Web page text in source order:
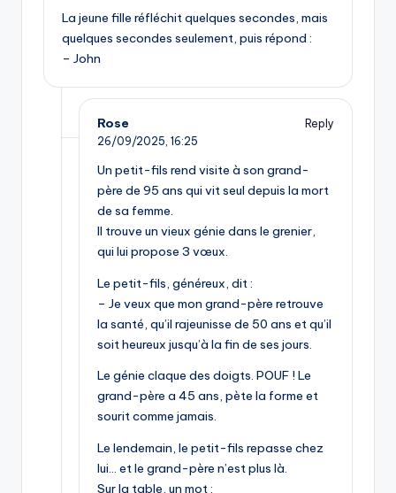
La jeune fille réfléchit quelques secondes, mais
quelques secondes seulement, puis répond :
– John
Rose
Reply
26/09/2025, 16:25
Un petit-fils rend visite à son grand-
père de 95 ans qui vit seul depuis la mort
de sa femme.
Il trouve un vieux génie dans le grenier,
qui lui propose 3 vœux.
Le petit-fils, généreux, dit :
– Je veux que mon grand-père retrouve
la santé, qu’il rajeunisse de 50 ans et qu’il
soit heureux jusqu’à la fin de ses jours.
Le génie claque des doigts. POUF ! Le
grand-père a 45 ans, pète la forme et
sourit comme jamais.
Le lendemain, le petit-fils repasse chez
lui… et le grand-père n’est plus là.
Sur la table, un mot :